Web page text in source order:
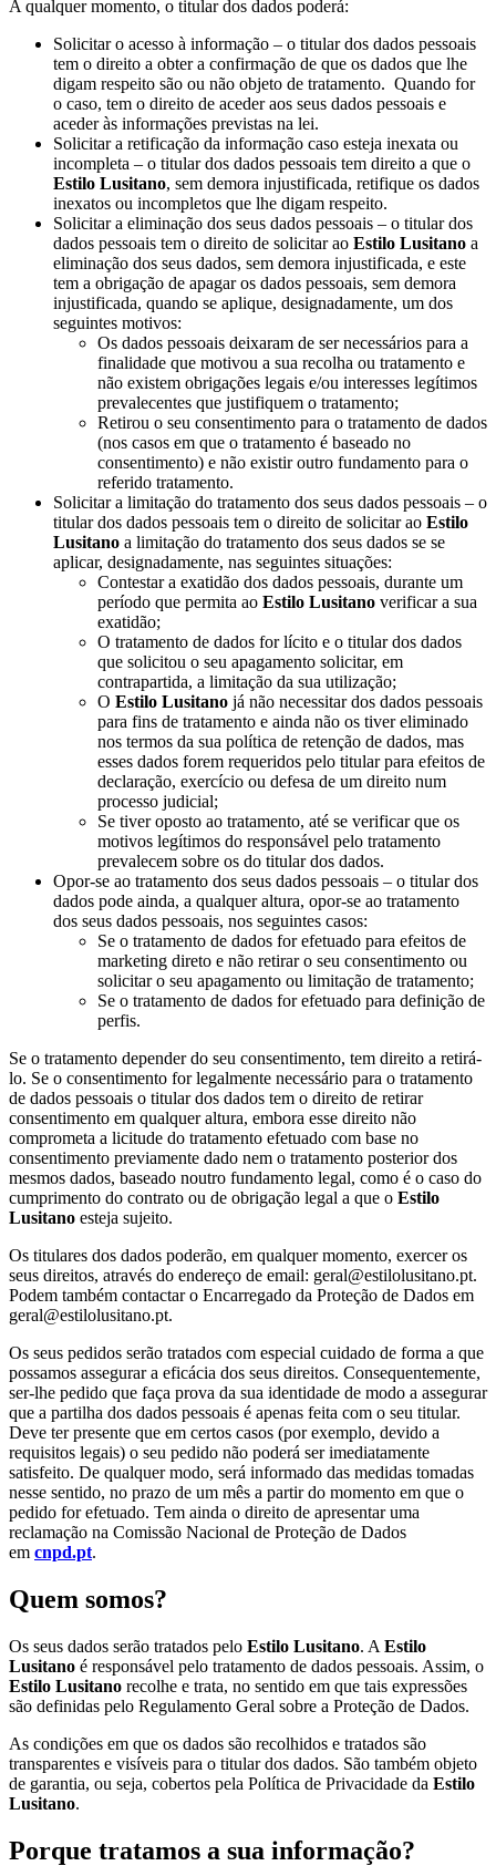
A qualquer momento, o titular dos dados poderá:
Solicitar o acesso à informação – o titular dos dados pessoais
tem o direito a obter a confirmação de que os dados que lhe
digam respeito são ou não objeto de tratamento. Quando for
o caso, tem o direito de aceder aos seus dados pessoais e
aceder às informações previstas na lei.
Solicitar a retificação da informação caso esteja inexata ou
incompleta – o titular dos dados pessoais tem direito a que o
Estilo Lusitano, sem demora injustificada, retifique os dados
inexatos ou incompletos que lhe digam respeito.
Solicitar a eliminação dos seus dados pessoais – o titular dos
dados pessoais tem o direito de solicitar ao Estilo Lusitano a
eliminação dos seus dados, sem demora injustificada, e este
tem a obrigação de apagar os dados pessoais, sem demora
injustificada, quando se aplique, designadamente, um dos
seguintes motivos:
Os dados pessoais deixaram de ser necessários para a
finalidade que motivou a sua recolha ou tratamento e
não existem obrigações legais e/ou interesses legítimos
prevalecentes que justifiquem o tratamento;
Retirou o seu consentimento para o tratamento de dados
(nos casos em que o tratamento é baseado no
consentimento) e não existir outro fundamento para o
referido tratamento.
Solicitar a limitação do tratamento dos seus dados pessoais – o
titular dos dados pessoais tem o direito de solicitar ao Estilo
Lusitano a limitação do tratamento dos seus dados se se
aplicar, designadamente, nas seguintes situações:
Contestar a exatidão dos dados pessoais, durante um
período que permita ao Estilo Lusitano verificar a sua
exatidão;
O tratamento de dados for lícito e o titular dos dados
que solicitou o seu apagamento solicitar, em
contrapartida, a limitação da sua utilização;
O Estilo Lusitano já não necessitar dos dados pessoais
para fins de tratamento e ainda não os tiver eliminado
nos termos da sua política de retenção de dados, mas
esses dados forem requeridos pelo titular para efeitos de
declaração, exercício ou defesa de um direito num
processo judicial;
Se tiver oposto ao tratamento, até se verificar que os
motivos legítimos do responsável pelo tratamento
prevalecem sobre os do titular dos dados.
Opor-se ao tratamento dos seus dados pessoais – o titular dos
dados pode ainda, a qualquer altura, opor-se ao tratamento
dos seus dados pessoais, nos seguintes casos:
Se o tratamento de dados for efetuado para efeitos de
marketing direto e não retirar o seu consentimento ou
solicitar o seu apagamento ou limitação de tratamento;
Se o tratamento de dados for efetuado para definição de
perfis.
Se o tratamento depender do seu consentimento, tem direito a retirá-
lo. Se o consentimento for legalmente necessário para o tratamento
de dados pessoais o titular dos dados tem o direito de retirar
consentimento em qualquer altura, embora esse direito não
comprometa a licitude do tratamento efetuado com base no
consentimento previamente dado nem o tratamento posterior dos
mesmos dados, baseado noutro fundamento legal, como é o caso do
cumprimento do contrato ou de obrigação legal a que o Estilo
Lusitano esteja sujeito.
Os titulares dos dados poderão, em qualquer momento, exercer os
seus direitos, através do endereço de email: geral@estilolusitano.pt.
Podem também contactar o Encarregado da Proteção de Dados em
geral@estilolusitano.pt.
Os seus pedidos serão tratados com especial cuidado de forma a que
possamos assegurar a eficácia dos seus direitos. Consequentemente,
ser-lhe pedido que faça prova da sua identidade de modo a assegurar
que a partilha dos dados pessoais é apenas feita com o seu titular.
Deve ter presente que em certos casos (por exemplo, devido a
requisitos legais) o seu pedido não poderá ser imediatamente
satisfeito. De qualquer modo, será informado das medidas tomadas
nesse sentido, no prazo de um mês a partir do momento em que o
pedido for efetuado. Tem ainda o direito de apresentar uma
reclamação na Comissão Nacional de Proteção de Dados
em cnpd.pt.
Quem somos?
Os seus dados serão tratados pelo Estilo Lusitano. A Estilo
Lusitano é responsável pelo tratamento de dados pessoais. Assim, o
Estilo Lusitano recolhe e trata, no sentido em que tais expressões
são definidas pelo Regulamento Geral sobre a Proteção de Dados.
As condições em que os dados são recolhidos e tratados são
transparentes e visíveis para o titular dos dados. São também objeto
de garantia, ou seja, cobertos pela Política de Privacidade da Estilo
Lusitano.
Porque tratamos a sua informação?